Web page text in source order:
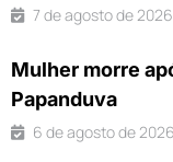
7 de agosto de 2026
Mulher morre
Papanduva
6 de agosto de 2026